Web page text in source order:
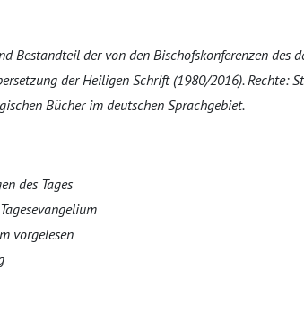
Bestandteil der von den Bischofskonferenzen des
der Heiligen Schrift (1980/2016). Rechte:
Bücher im deutschen Sprachgebiet.
des Tages
vorgelesen